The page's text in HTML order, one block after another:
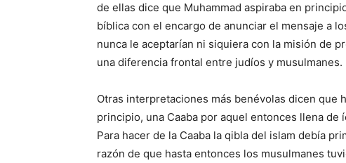
de ellas dice que Muhammad aspiraba en
bíblica con el encargo de anunciar el mensaje a
nunca le aceptarían ni siquiera con la misión de
una diferencia frontal entre judíos y musulmanes.
Otras interpretaciones más benévolas dicen que
principio, una Caaba por aquel entonces llena
Para hacer de la Caaba la qibla del islam debía
razón de que hasta entonces los musulmanes